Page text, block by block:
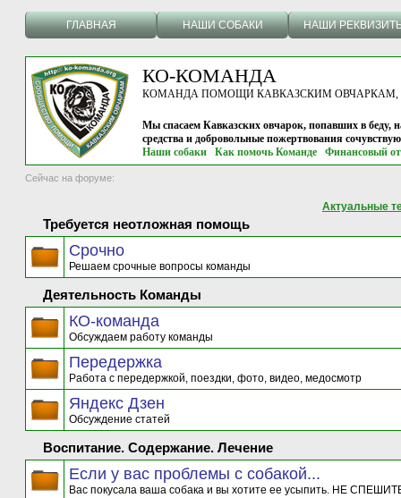
ГЛАВНАЯ НАШИ СОБАКИ НАШИ
КО-КОМАНДА
КОМАНДА ПОМОЩИ КАВКАЗСКИМ ОВЧАРКАМ, г.
Мы спасаем Кавказских овчарок, попавших в беду,
средства и добровольные пожертвования
Наши собаки
Как помочь Команде Финансовый
Сейчас на форуме:
Актуальные
Требуется неотложная помощь
Срочно
Решаем срочные вопросы команды
Деятельность Команды
КО-команда
Обсуждаем работу команды
Передержка
Работа с передержкой, поездки, фото, видео, медосмотр
Яндекс Дзен
Обсуждение статей
Воспитание. Содержание. Лечение
Если у вас проблемы с собакой...
Вас покусала ваша собака и вы хотите ее усыпить. НЕ